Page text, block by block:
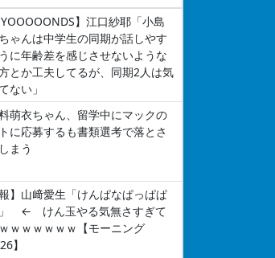
】江口紗耶「小島
ゃんは中学生の同期が話しやす
に年齢差を感じさせないような
とか工夫してるが、同期2人は気
ない」
萌衣ちゃん、留学中にマックの
に応募するも書類選考で落とさ
まう
報】山﨑愛生「けんぱなぱっぱぱ
← けん玉やる気無さすぎて
ｗｗｗｗｗｗ【モーニング
】